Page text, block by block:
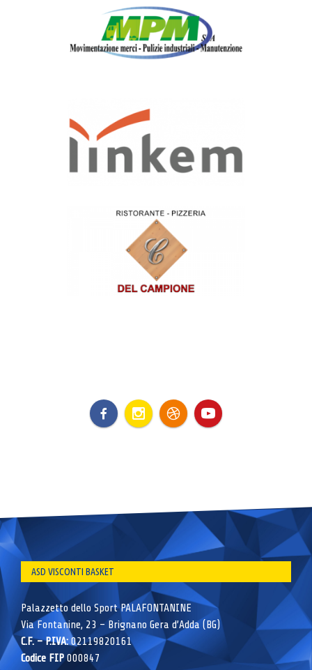
ASD VISCONTI BASKET
Palazzetto dello Sport PALAFONTANINE
Via Fontanine, 23 – Brignano Gera d’Adda (BG)
C.F. – P.IVA:02119820161
Codice FIP000847